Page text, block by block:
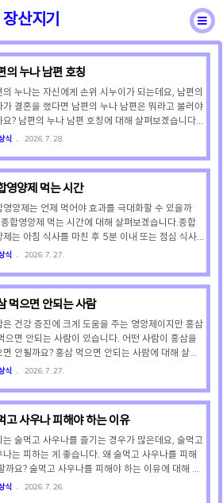
장산지기
식 성어속담
의 누나 남편 호칭
의 누나는 자신에게 손위 시누이가 되는데요, 남편의
가 결혼을 했다면 남편의 누나 남편은 뭐라고 불러야
요? 남편의 누나 남편 호칭에 대해 살펴보겠습니다.
국어원의 설명에 따르면 남편의 누나 남편(손위 시누
을 부를 때는 아주버님으로 불러야 합니다. '아주버
데요, 시매부님은 주로 지칭어로 쓰이기 때문에 직접
는 호칭으로는 적당하지 않습니다. 그러므로 남편의
남편을 직접 부를 때는 아주버님으로 불러야 합니
럼 남편의 여동생 남편은 뭐라고 불러야 할까요? 국
어원의 설명에 따르면 남편의 여동생 남편(손아래 시
식 2026. 7. 28.
영양제 먹는 시간
영양제는 언제 먹어야 효과를 극대화할 수 있을까
합영양제 먹는 시간에 대해 살펴보겠습니다.종합
제는 아침 식사를 마친 후 5분 이내 또는 점심 식사
친 후 5분 이내에 복용하는 것이 가장 효과적이라고
양제의 흡수율을 높이고 위장을 보호하기 위해서입
A, D, E, K 등은 식사로 섭취한 지방 성분이 있어야
에 흡수가 잘 된다고 합니다. 따라서 식후 섭취가 권
는 것입니다. 또 종합영양제에 포함된 비타민 C나 철
연 등은 공복에 먹으면 메스꺼움, 속쓰림, 구토 등을
할 수 있기 때문에 위장 보호를 위해 식후 복용이 권
식 2026. 7. 27.
먹으면 안되는 사람
은 건강 증진에 크게 도움을 주는 영양제이지만 홍삼
으면 안되는 사람이 있습니다. 어떤 사람이 홍삼을
면 안될까요? 홍삼 먹으면 안되는 사람에 대해 살펴
습니다.① 당뇨 치료제 복용자홍삼의 진세노사이드
움, 손떨림)을 유발하기 때문입니다. ② 혈압약 복용
고 혈압약의 효과를 떨어뜨리기 때문입니다. ③ 항응
(와파린) 복용자홍삼이 혈액 응고를 막아 피를 멈추
게 하므로, 홍삼과 약을 함께 먹으면 출혈 위험이 급
커지기 때문입니다. ④ 수술 예정자홍삼이 지혈을
하므로 수술 2주 전부터는 홍삼 섭취를 중단해야 안
식 2026. 7. 27.
고 사우나 피해야 하는 이유
는 술먹고 사우나를 즐기는 경우가 많은데요, 술먹고
나는 피하는 게 좋습니다. 왜 술먹고 사우나를 피해
까요? 술먹고 사우나를 피해야 하는 이유에 대해 알
겠습니다.술먹고 사우나로 땀을 쫙 빼면 몸이 개운해
식 2026. 7. 26.